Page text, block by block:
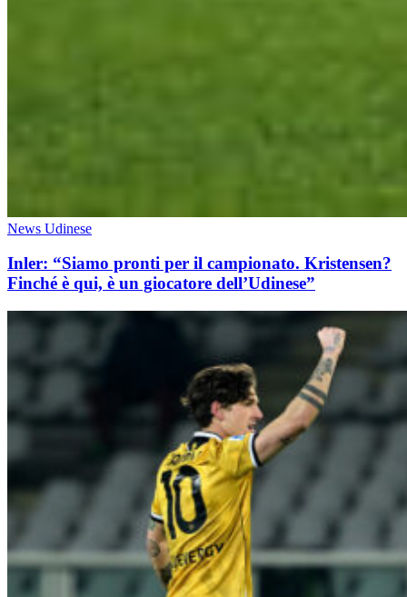
News Udinese
Inler: “Siamo pronti per il campionato. Kristensen?
Finché è qui, è un giocatore dell’Udinese”